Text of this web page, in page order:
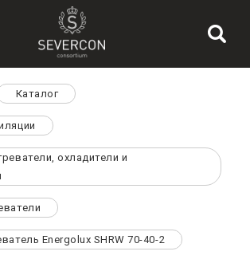
Каталог
охладители и
Energolux SHRW 70-40-2